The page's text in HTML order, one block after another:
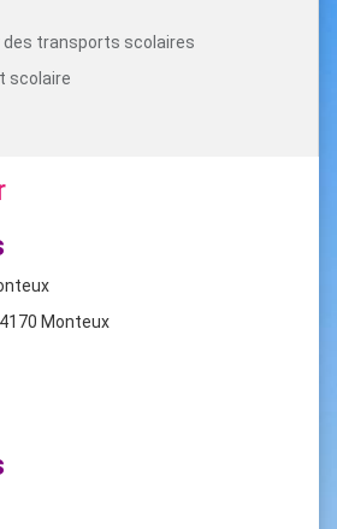
des transports scolaires
scolaire
Monteux